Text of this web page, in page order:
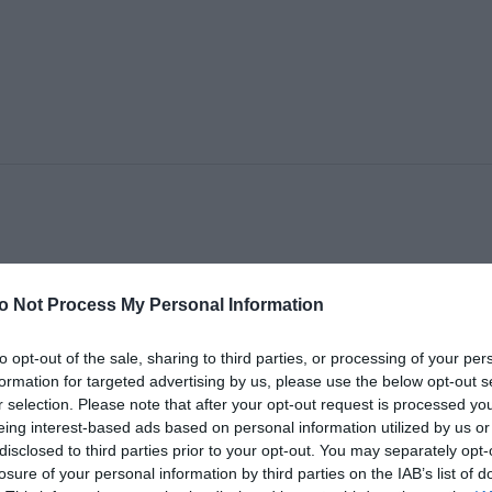
Not Process My Personal Information
opt-out of the sale, sharing to third parties, or processing of your
for targeted advertising by us, please use the below opt-out
selection. Please note that after your opt-out request is processed
interest-based ads based on personal information utilized by us
to third parties prior to your opt-out. You may separately
of your personal information by third parties on the IAB’s list of
ο Γιόνσον αλλάζει λίγο την πορεία
κόρνερ.
αριστερά πασάρει στον αφύλαχτο Τζούριτσιτς
στέλνει τη μπάλα πάνω από το δοκάρι.